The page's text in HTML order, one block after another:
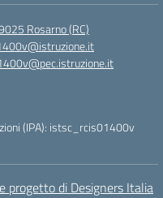
Rosarno (RC)
(IPA): istsc_rcis01400v
progetto di Designers Italia